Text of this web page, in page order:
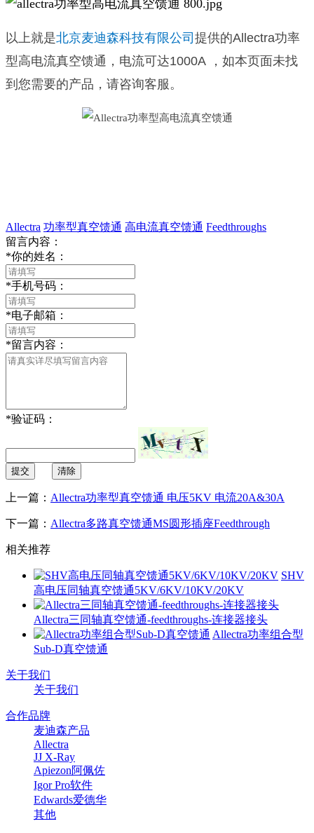
以上就是北京麦迪森科技有限公司 提供的Allectra功率
型高电流真空馈通，电流可达1000A ，如本页面未找
到您需要的产品，请咨询客服。
Allectra 功率型真空馈通 高电流真空馈通 Feedthroughs
留言内容：
*你的姓名：
*手机号码：
*电子邮箱：
*留言内容：
*验证码：
提交 清除
上一篇： Allectra功率型真空馈通 电压5KV 电流20A&30A
下一篇： Allectra多路真空馈通MS圆形插座Feedthrough
相关推荐
SHV
高电压同轴真空馈通5KV/6KV/10KV/20KV
Allectra三同轴真空馈通-feedthroughs-连接器接头
Allectra功率组合型
Sub-D真空馈通
关于我们
关于我们
合作品牌
麦迪森产品
Allectra
JJ X-Ray
Apiezon阿佩佐
Igor Pro软件
Edwards爱德华
其他